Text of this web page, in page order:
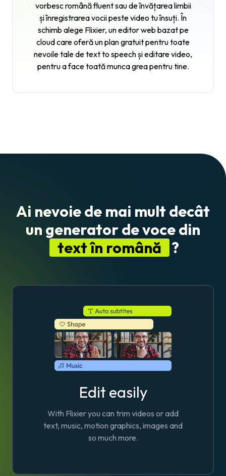
vorbesc română fluent sau de învățarea limbii
și înregistrarea vocii peste video tu însuți. În
schimb alege Flixier, un editor web bazat pe
cloud care oferă un plan gratuit pentru toate
nevoile tale de text to speech și editare video,
pentru a face toată munca grea pentru tine.
Ai nevoie de mai mult decât
un generator de voce din
text în română ?
Edit easily
With Flixier you can trim videos or add
text, music, motion graphics, images and
so much more.